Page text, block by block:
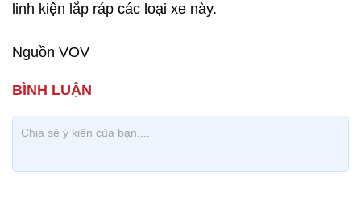
linh kiện lắp ráp các loại xe này.
Nguồn VOV